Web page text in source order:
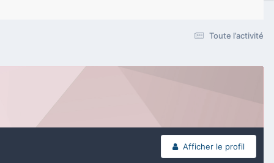
Toute l’activité
Afficher le profil